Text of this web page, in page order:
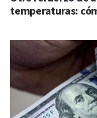
temperaturas: